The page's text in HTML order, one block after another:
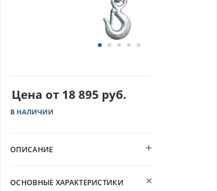
Цена от 18 895 руб.
В НАЛИЧИИ
ОПИСАНИЕ
ОСНОВНЫЕ ХАРАКТЕРИСТИКИ